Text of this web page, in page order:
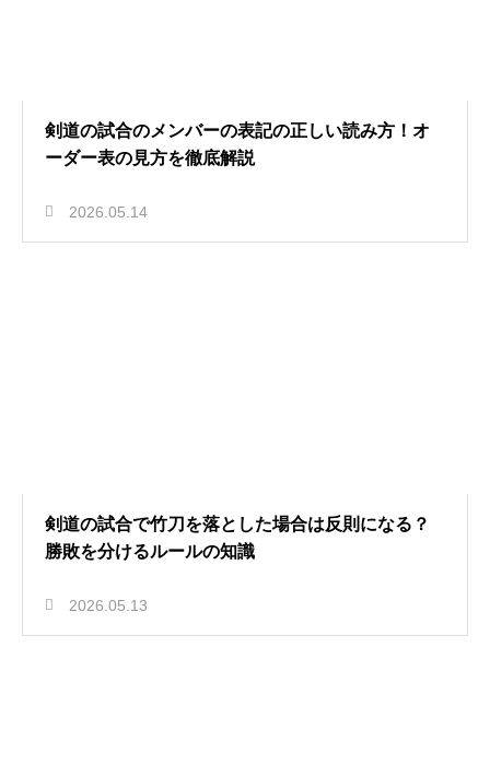
剣道の試合のメンバーの表記の正しい読み方！オ
ーダー表の見方を徹底解説
2026.05.14
剣道の試合で竹刀を落とした場合は反則になる？
勝敗を分けるルールの知識
2026.05.13